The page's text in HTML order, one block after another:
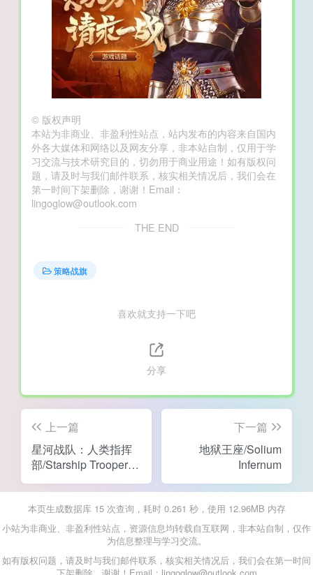
© 版权声明
本站为非商业、非盈利性站点，站内发布的内容来自国内
外各大媒体和网络以及网友分享，非本站自制，仅用于学
习交流与技术研究目的，切勿用于商业用途！如有版权问
题，请及时与我们邮件联系，核实相关情况后，我们会在
第一时间下架删除，谢谢！Email：
lingoglow@outlook.com
THE END
策略战旗
喜欢就支持一下吧
分享
上一篇
星河战队：人类指挥
部/Starship Troopers:
Terran Command
下一篇
地狱王座/Solium
Infernum
本页生成数据库 15 次查询，耗时 0.261 秒，使用 12.96MB 内存
小站为非商业、非盈利性站点，资源信息均转载自互联网，非本站自制，仅作
为信息整理与学习交流。
如有版权问题，请及时与我们邮件联系，核实相关情况后，我们会在第一时间